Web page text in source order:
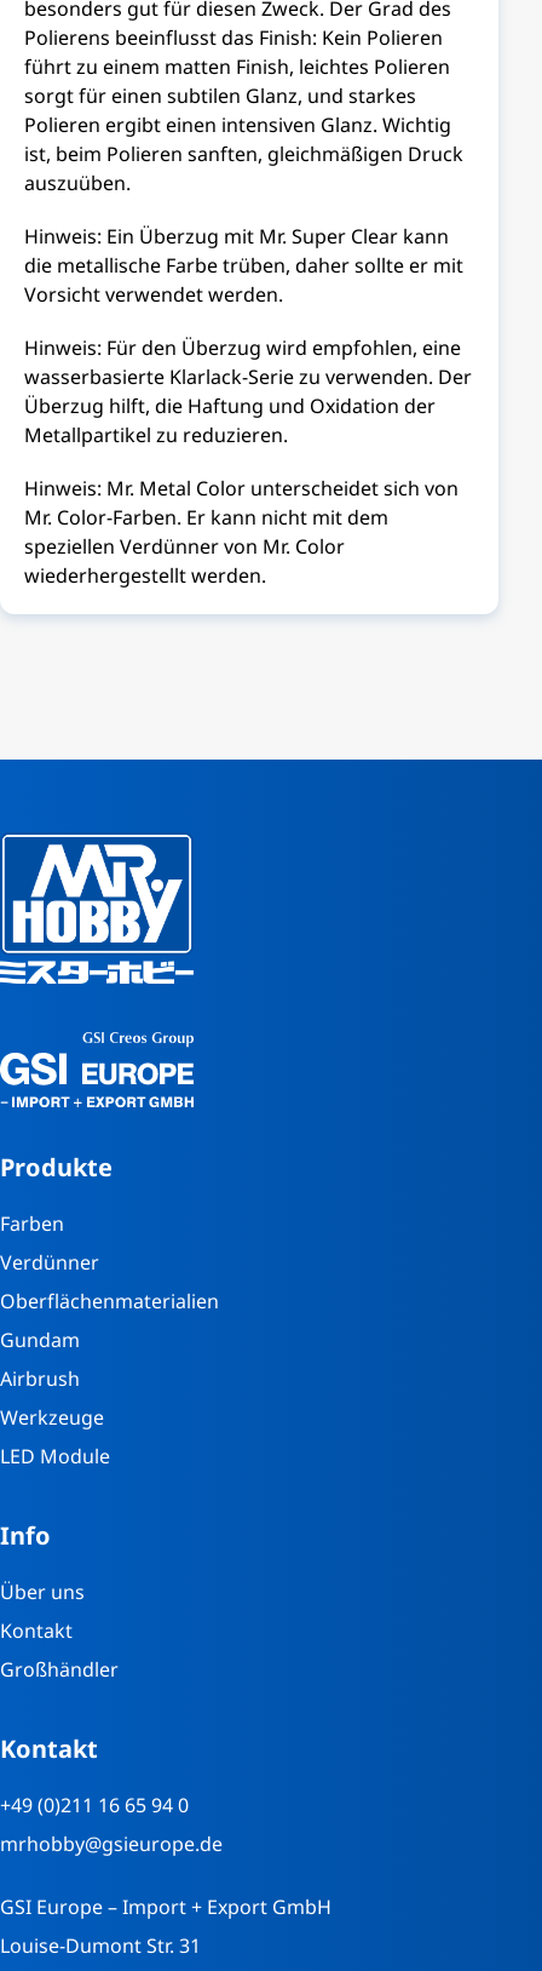
besonders gut für diesen Zweck. Der Grad des
Polierens beeinflusst das Finish: Kein Polieren
führt zu einem matten Finish, leichtes Polieren
sorgt für einen subtilen Glanz, und starkes
Polieren ergibt einen intensiven Glanz. Wichtig
ist, beim Polieren sanften, gleichmäßigen Druck
auszuüben.
Hinweis: Ein Überzug mit Mr. Super Clear kann
die metallische Farbe trüben, daher sollte er mit
Vorsicht verwendet werden.
Hinweis: Für den Überzug wird empfohlen, eine
wasserbasierte Klarlack-Serie zu verwenden. Der
Überzug hilft, die Haftung und Oxidation der
Metallpartikel zu reduzieren.
Hinweis: Mr. Metal Color unterscheidet sich von
Mr. Color-Farben. Er kann nicht mit dem
speziellen Verdünner von Mr. Color
wiederhergestellt werden.
Produkte
Farben
Verdünner
Oberflächenmaterialien
Gundam
Airbrush
Werkzeuge
LED Module
Info
Über uns
Kontakt
Großhändler
Kontakt
+49 (0)211 16 65 94 0
mrhobby@gsieurope.de
GSI Europe – Import + Export GmbH
Louise-Dumont Str. 31